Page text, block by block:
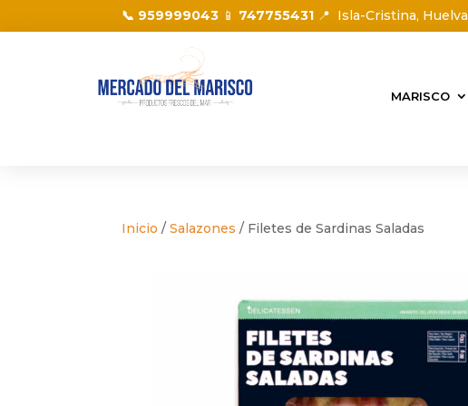
📞 959999043 📱 747755431 📍 Isla-Cristina, Huelva
MARISCO
Inicio /Salazones / Filetes de Sardinas Saladas